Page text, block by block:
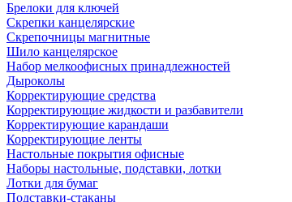
Брелоки для ключей
Скрепки канцелярские
Скрепочницы магнитные
Шило канцелярское
Набор мелкоофисных принадлежностей
Дыроколы
Корректирующие средства
Корректирующие жидкости и разбавители
Корректирующие карандаши
Корректирующие ленты
Настольные покрытия офисные
Наборы настольные, подставки, лотки
Лотки для бумаг
Подставки-стаканы